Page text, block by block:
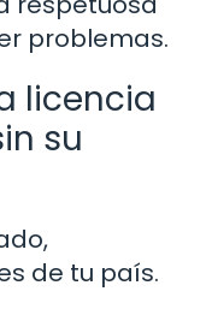
problemas.
licencia
su
de tu país.